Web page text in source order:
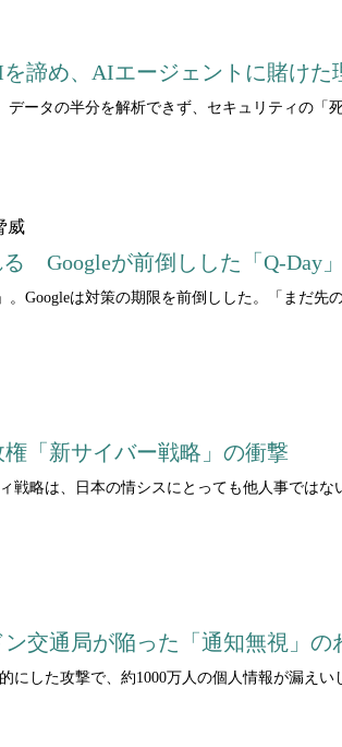
諦め、AIエージェントに賭けた
データの半分を解析できず、セキュリティの
威
Googleが前倒しした「Q-Day
Googleは対策の期限を前倒しした。「まだ
「新サイバー戦略」の衝撃
戦略は、日本の情シスにとっても他人事では
交通局が陥った「通知無視」の
にした攻撃で、約1000万人の個人情報が漏え